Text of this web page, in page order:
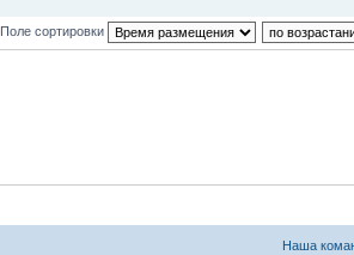
Поле сортировки
Наша